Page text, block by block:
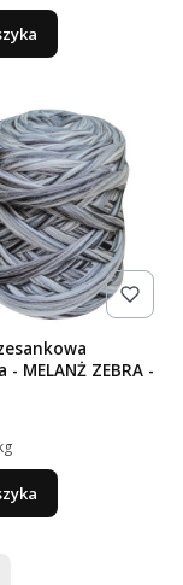
- MELANŻ ZEBRA -
szczegóły